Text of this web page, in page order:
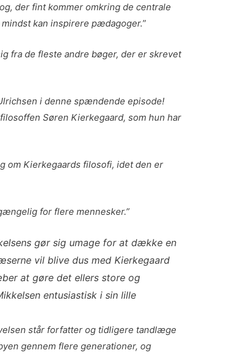
der fint kommer omkring de centrale
kan inspirere pædagoger.”
fra de fleste andre bøger, der er skrevet
i denne spændende episode!
Søren Kierkegaard, som hun har
om Kierkegaards filosofi, idet den er
for flere mennesker.”
gør sig umage for at dække en
vil blive dus med Kierkegaard
at gøre det ellers store og
entusiastisk i sin lille
står forfatter og tidligere tandlæge
gennem flere generationer, og